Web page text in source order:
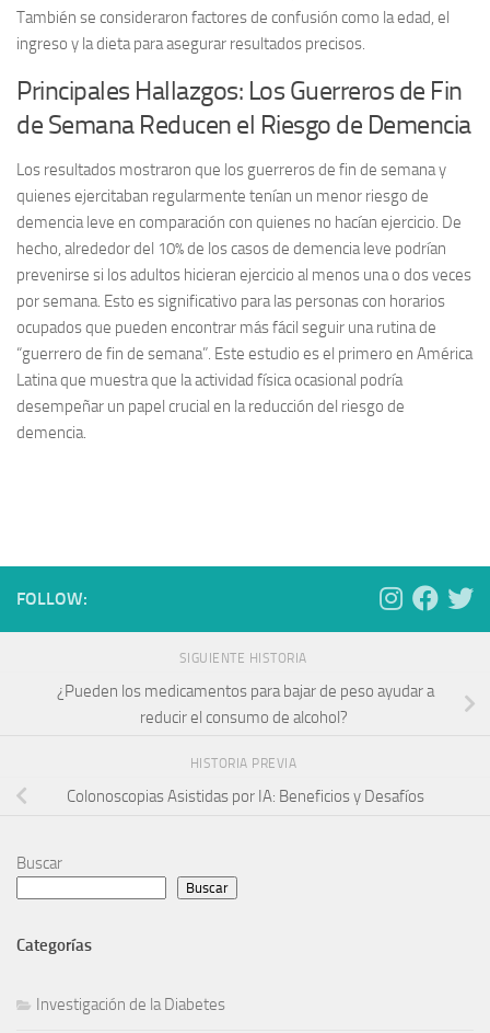
También se consideraron factores de confusión como la edad, el
ingreso y la dieta para asegurar resultados precisos.
Principales Hallazgos: Los Guerreros de Fin
de Semana Reducen el Riesgo de Demencia
Los resultados mostraron que los guerreros de fin de semana y
quienes ejercitaban regularmente tenían un menor riesgo de
demencia leve en comparación con quienes no hacían ejercicio. De
hecho, alrededor del 10% de los casos de demencia leve podrían
prevenirse si los adultos hicieran ejercicio al menos una o dos veces
por semana. Esto es significativo para las personas con horarios
ocupados que pueden encontrar más fácil seguir una rutina de
“guerrero de fin de semana”. Este estudio es el primero en América
Latina que muestra que la actividad física ocasional podría
desempeñar un papel crucial en la reducción del riesgo de
demencia.
FOLLOW:
SIGUIENTE HISTORIA
¿Pueden los medicamentos para bajar de peso ayudar a
reducir el consumo de alcohol?
HISTORIA PREVIA
Colonoscopias Asistidas por IA: Beneficios y Desafíos
Buscar
Buscar
Investigación de la Diabetes